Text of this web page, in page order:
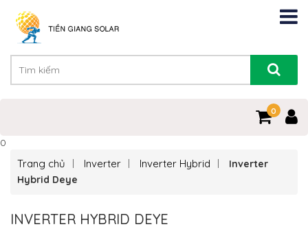
0
0
Trang chủ Inverter Inverter Hybrid
Inverter
Hybrid Deye
INVERTER HYBRID DEYE